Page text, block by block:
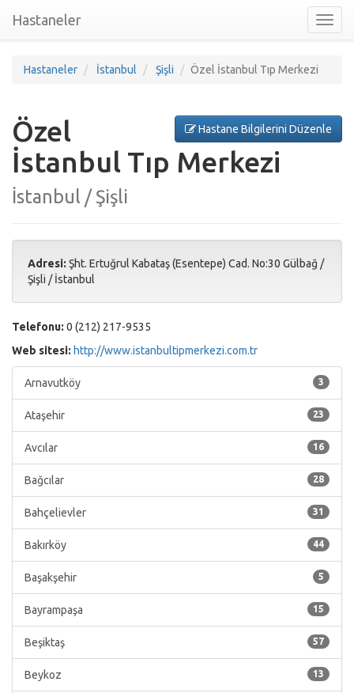
nav
Hastaneler
Hastaneler İstanbul Şişli Özel İstanbul Tıp Merkezi
Hastane Bilgilerini Düzenle
Özel
İstanbul Tıp Merkezi
İstanbul / Şişli
Adresi: Şht. Ertuğrul Kabataş (Esentepe) Cad. No:30 Gülbağ /
Şişli /İstanbul
Telefonu: 0 (212) 217-9535
Web sitesi: http://www.istanbultipmerkezi.com.tr
3
Arnavutköy
23
Ataşehir
16
Avcılar
28
Bağcılar
31
Bahçelievler
44
Bakırköy
5
Başakşehir
15
Bayrampaşa
57
Beşiktaş
13
Beykoz